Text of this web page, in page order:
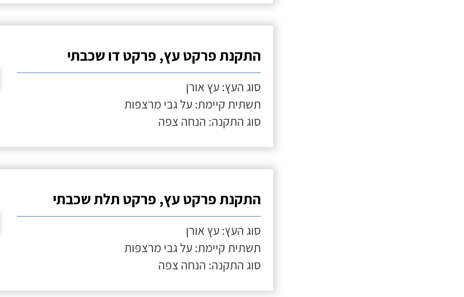
התקנת פרקט עץ, פרקט דו שכבתי
סוג העץ: עץ אורן
תשתית קיימת: על גבי מרצפות
סוג התקנה: הנחה צפה
התקנת פרקט עץ, פרקט תלת שכבתי
סוג העץ: עץ אורן
תשתית קיימת: על גבי מרצפות
סוג התקנה: הנחה צפה